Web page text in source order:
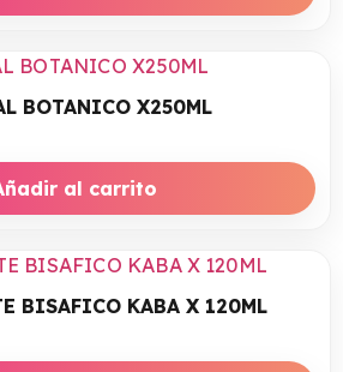
BOTANICO X250ML
al carrito
BISAFICO KABA X 120ML